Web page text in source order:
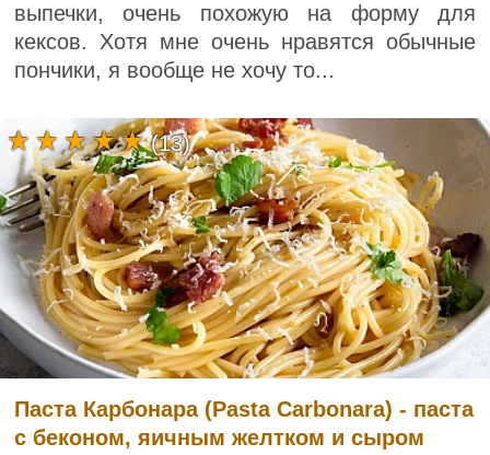
выпечки, очень похожую на форму для
кексов. Хотя мне очень нравятся обычные
пончики, я вообще не хочу то...
Паста Карбонара (Pasta Carbonara) - паста
с беконом, яичным желтком и сыром
(13)